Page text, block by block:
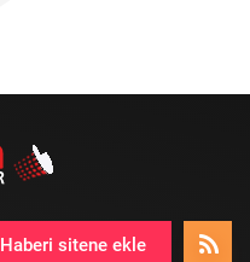
Haberi sitene ekle